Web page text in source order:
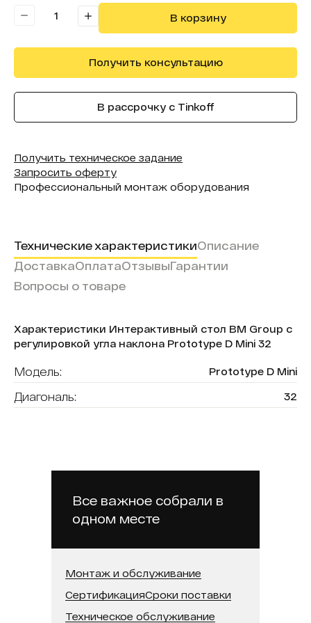
В корзину
Получить консультацию
В рассрочку с Tinkoff
Получить техническое задание
Запросить оферту
Профессиональный монтаж оборудования
Технические характеристикиОписание
ДоставкаОплатаОтзывыГарантии
Вопросы о товаре
Характеристики Интерактивный стол BM Group с
регулировкой угла наклона Prototype D Mini 32
Модель: Prototype D Mini
Диагональ: 32
Количество касаний:
Операционная система: Windows 10 Pro
Оперативная память (поколение):
Бренд: BM Group
Все важное собрали в
одном месте
Монтаж и обслуживание
СертификацияСроки поставки
Техническое обслуживание